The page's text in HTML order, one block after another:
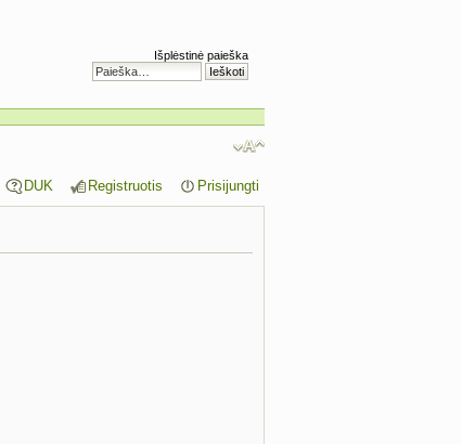
Išplėstinė paieška
DUK Registruotis Prisijungti